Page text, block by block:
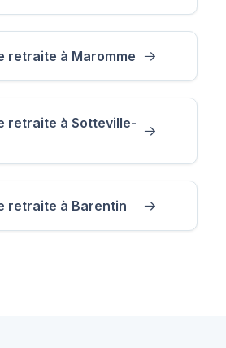
retraite à Maromme
retraite à Sotteville-
retraite à Barentin